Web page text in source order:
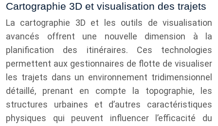
Cartographie 3D et visualisation des trajets
La cartographie 3D et les outils de visualisation
avancés offrent une nouvelle dimension à la
planification des itinéraires. Ces technologies
permettent aux gestionnaires de flotte de visualiser
les trajets dans un environnement tridimensionnel
détaillé, prenant en compte la topographie, les
structures urbaines et d’autres caractéristiques
physiques qui peuvent influencer l’efficacité du